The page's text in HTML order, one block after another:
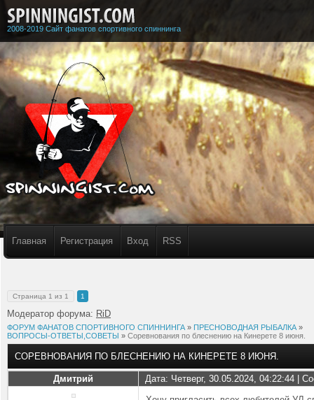
2008-2019 Сайт фанатов спортивного спиннинга
Главная Регистрация Вход RSS
Страница 1 из 1 1
Модератор форума: RiD
ФОРУМ ФАНАТОВ СПОРТИВНОГО СПИННИНГА » ПРЕСНОВОДНАЯ РЫБАЛКА »
ВОПРОСЫ-ОТВЕТЫ,СОВЕТЫ » Соревнования по блеснению на Кинерете 8 июня.
СОРЕВНОВАНИЯ ПО БЛЕСНЕНИЮ НА КИНЕРЕТЕ 8 ИЮНЯ.
Дмитрий Дата: Четверг, 30.05.2024, 04:22:44 |